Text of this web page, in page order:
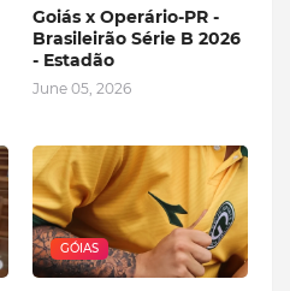
Goiás x Operário-PR -
Brasileirão Série B 2026
- Estadão
June 05, 2026
GÓIAS